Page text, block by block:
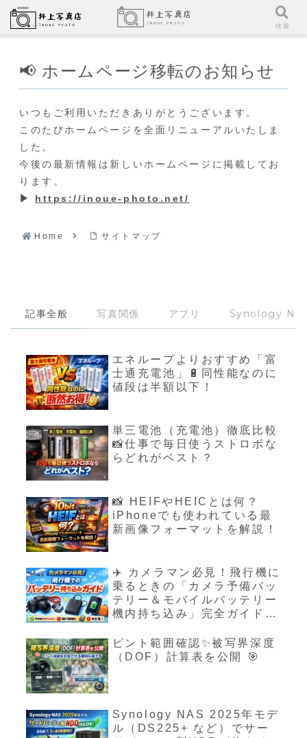
📢 ホームページ移転のお知らせ
いつもご利用いただきありがとうございます。
このたびホームページを全面リニューアルいたしま
した。
今後の最新情報は新しいホームページに掲載してお
ります。
▶ https://inoue-photo.net/
Home サイトマップ
記事全般 写真関係 アプリ Synology
エネループよりおすすめ「富
士通充電池」🔋同性能なのに
値段は半額以下！
単三電池（充電池）徹底比較
📸仕事で毎日使うストロボな
らどれがベスト？
📸 HEIFやHEICとは何？
iPhoneでも使われている最
新画像フォーマットを解説！
✈️ カメラマン必見！飛行機に
乗るときの「カメラ予備バッ
テリー＆モバイルバッテリー
機内持ち込み」完全ガイド
ピント範囲確認✨被写界深度
（DOF）計算表を公開 🎯
Synology NAS 2025年モデ
ル（DS225+ など）でサー
メニュー 検索